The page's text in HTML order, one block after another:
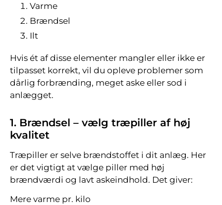
Varme
Brændsel
Ilt
Hvis ét af disse elementer mangler eller ikke er
tilpasset korrekt, vil du opleve problemer som
dårlig forbrænding, meget aske eller sod i
anlægget.
1. Brændsel – vælg træpiller af høj
kvalitet
Træpiller er selve brændstoffet i dit anlæg. Her
er det vigtigt at vælge piller med høj
brændværdi og lavt askeindhold. Det giver:
Mere varme pr. kilo